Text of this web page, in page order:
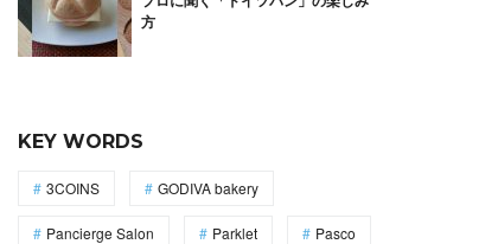
方
KEY WORDS
3COINS GODIVA bakery
Pancierge Salon Parklet Pasco